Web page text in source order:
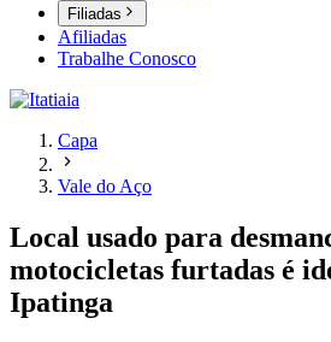
Filiadas
Afiliadas
Trabalhe Conosco
Capa
Vale do Aço
Local usado para
motocicletas furtadas é
Ipatinga